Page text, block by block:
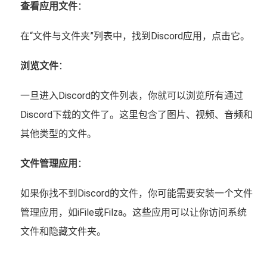
查看应用文件：
在“文件与文件夹”列表中，找到Discord应用，点击它。
浏览文件：
一旦进入Discord的文件列表，你就可以浏览所有通过
Discord下载的文件了。这里包含了图片、视频、音频和
其他类型的文件。
文件管理应用 ：
如果你找不到Discord的文件，你可能需要安装一个文件
管理应用，如iFile或Filza。这些应用可以让你访问系统
文件和隐藏文件夹。